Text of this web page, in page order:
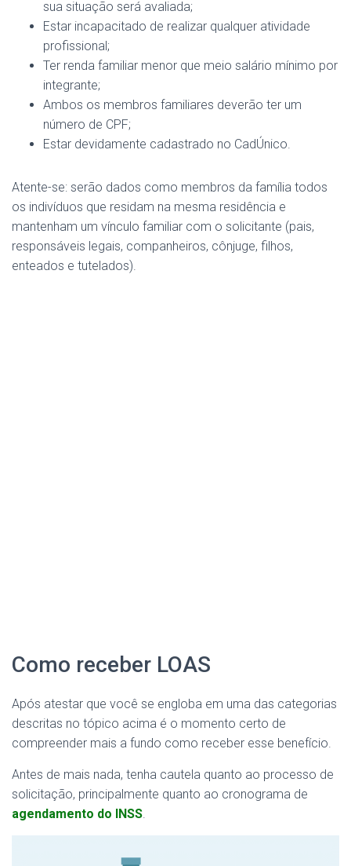
sua situação será avaliada;
Estar incapacitado de realizar qualquer atividade
profissional;
Ter renda familiar menor que meio salário mínimo por
integrante;
Ambos os membros familiares deverão ter um
número de CPF;
Estar devidamente cadastrado no CadÚnico.
Atente-se: serão dados como membros da família todos
os indivíduos que residam na mesma residência e
mantenham um vínculo familiar com o solicitante (pais,
responsáveis legais, companheiros, cônjuge, filhos,
enteados e tutelados).
Como receber LOAS
Após atestar que você se engloba em uma das categorias
descritas no tópico acima é o momento certo de
compreender mais a fundo como receber esse benefício.
Antes de mais nada, tenha cautela quanto ao processo de
solicitação, principalmente quanto ao cronograma de
agendamento do INSS